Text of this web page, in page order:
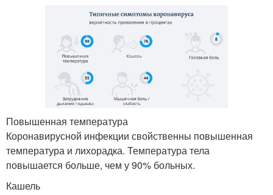
Повышенная температура
Коронавирусной инфекции свойственны повышенная
температура и лихорадка. Температура тела
повышается больше, чем у 90% больных.
Кашель